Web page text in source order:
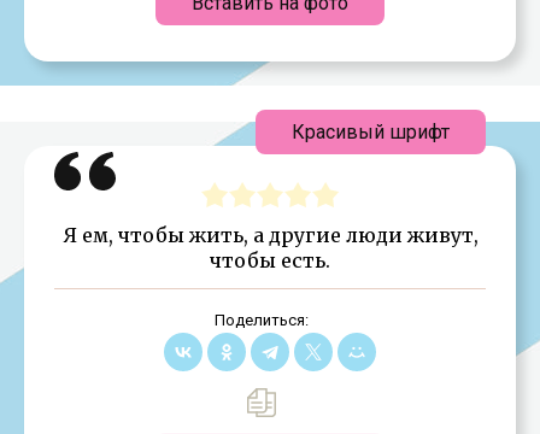
Я ем, чтобы жить, а другие люди живут,
чтобы есть.
Поделиться:
Красивый шрифт